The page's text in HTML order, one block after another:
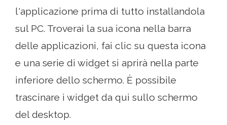
l'applicazione prima di tutto installandola
sul PC. Troverai la sua icona nella barra
delle applicazioni, fai clic su questa icona
e una serie di widget si aprirà nella parte
inferiore dello schermo. È possibile
trascinare i widget da qui sullo schermo
del desktop.